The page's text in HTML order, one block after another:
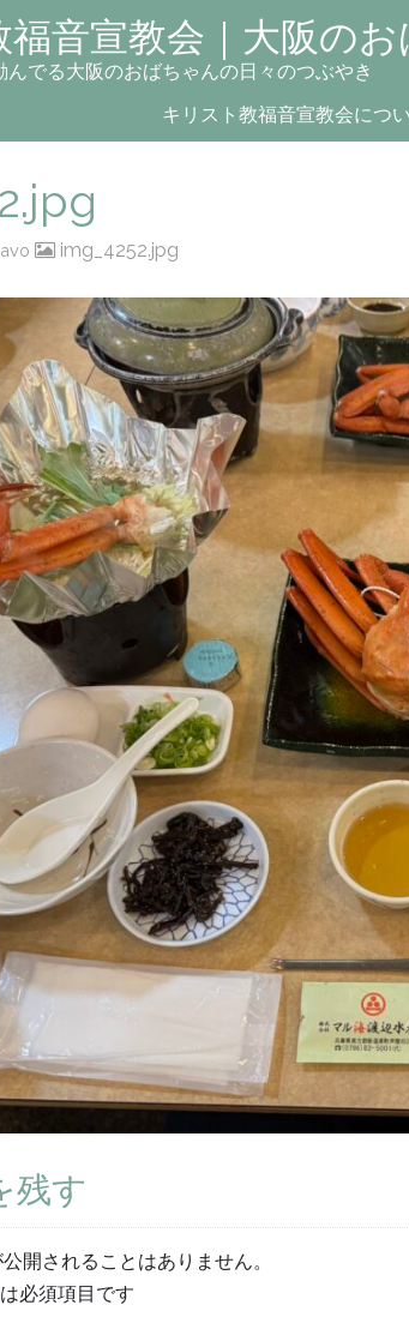
福音宣教会｜大阪の
でる大阪のおばちゃんの日々のつぶやき
キリスト教福音宣教会につ
img_4252.jpg
残す
開されることはありません。
必須項目です